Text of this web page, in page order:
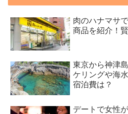
肉のハナマサ
商品を紹介！
東京から神津
ケリングや海
宿泊費は？
デートで女性